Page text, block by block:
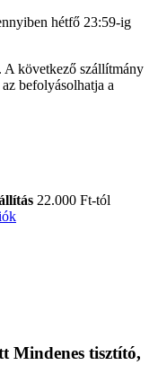
hétfő 23:59-ig
A következő szállítmány
befolyásolhatja a
22.000 Ft-tól
Mindenes tisztító,